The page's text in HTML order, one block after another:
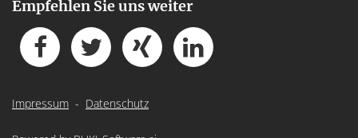
Empfehlen Sie uns weiter
Impressum - Datenschutz